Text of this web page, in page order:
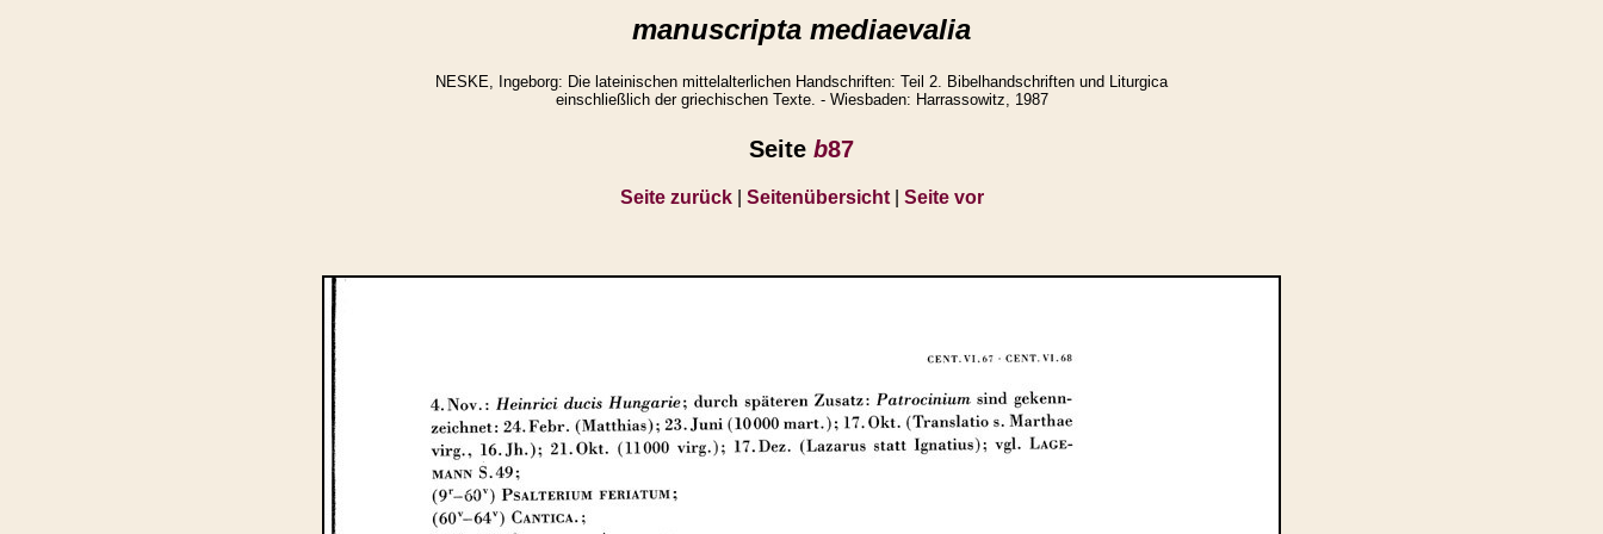
manuscripta mediaevalia
NESKE, Ingeborg: Die lateinischen mittelalterlichen Handschriften: Teil 2. Bibelhandschriften und Liturgica
einschließlich der griechischen Texte. - Wiesbaden: Harrassowitz, 1987
Seite b87
Seite zurück| Seitenübersicht| Seite vor